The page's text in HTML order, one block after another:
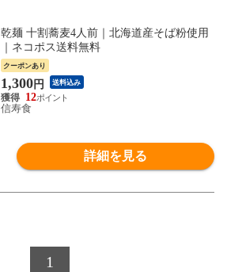
乾麺 十割蕎麦4人前｜北海道産そば粉使用
｜ネコポス送料無料
クーポンあり
1,300円 送料込み
12
信寿食
詳細を見る
1